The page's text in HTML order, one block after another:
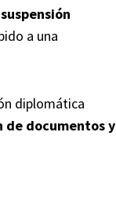
suspensión
a una
diplomática
documentos y